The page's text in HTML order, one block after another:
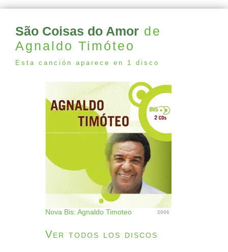
São Coisas do Amor de
Agnaldo Timóteo
Esta canción aparece en 1 disco
Nova Bis: Agnaldo Timoteo 2006
Ver todos los discos